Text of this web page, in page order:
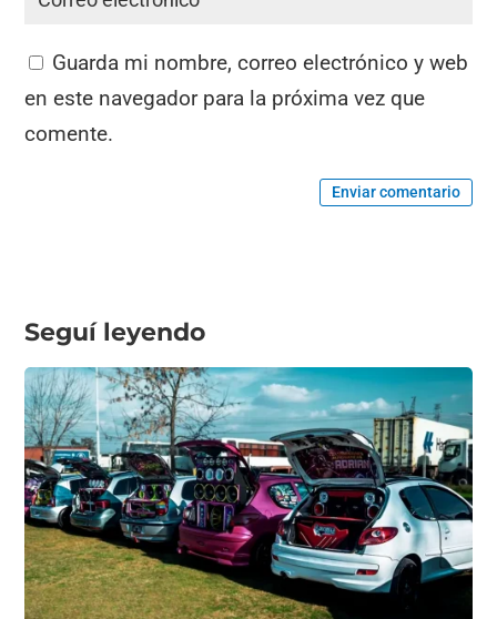
Guarda mi nombre, correo electrónico y web
en este navegador para la próxima vez que
comente.
Enviar comentario
Seguí leyendo